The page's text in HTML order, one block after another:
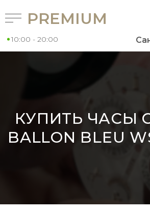
PREMIUM
10:00 - 20:00
КУПИТЬ ЧАСЫ
BALLON BLEU